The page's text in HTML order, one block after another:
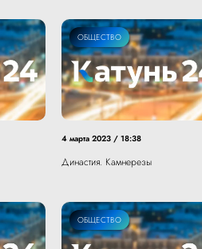
ОБЩЕСТВО
4 марта 2023 / 18:38
Династия. Камнерезы
ОБЩЕСТВО